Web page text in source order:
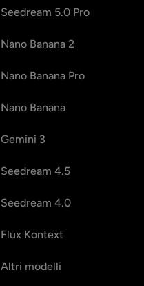
Seedream 5.0 Pro
Nano Banana 2
Nano Banana Pro
Nano Banana
Gemini 3
Seedream 4.5
Seedream 4.0
Flux Kontext
Altri modelli